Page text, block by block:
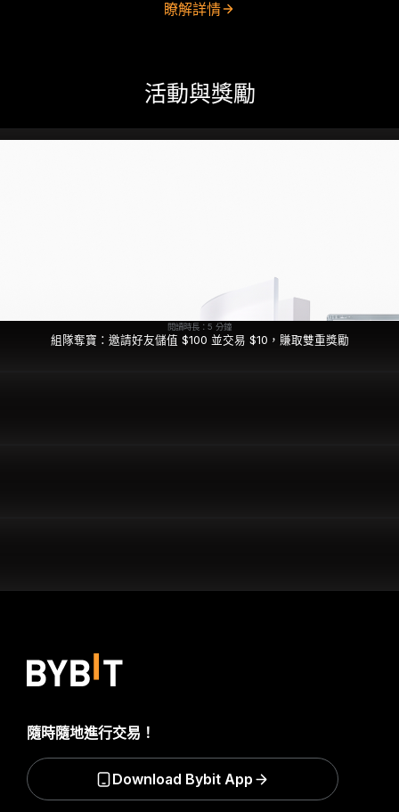
瞭解詳情
活動與獎勵
閱讀時長：5 分鐘
組隊奪寶：邀請好友儲值 $100 並交易 $10，賺取雙重獎勵
隨時隨地進行交易！
Download Bybit App